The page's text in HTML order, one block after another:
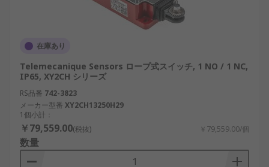
在庫あり
Telemecanique Sensors ロープ式スイッチ, 1 NO / 1 NC,
IP65, XY2CH シリーズ
RS品番 742-3823
メーカー型番 XY2CH13250H29
1個小計：
￥79,559.00(税抜) ￥79,559.00/個
数量